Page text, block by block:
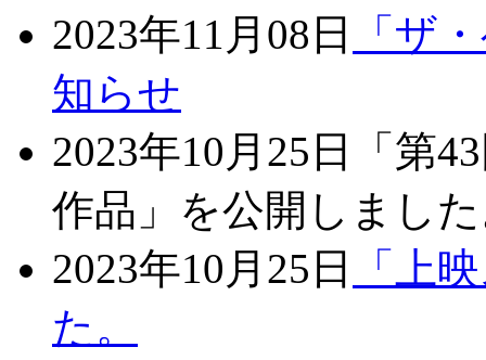
2023年11月08日
「ザ
知らせ
2023年10月25日
「第
作品」を公開しまし
2023年10月25日
「上
た。